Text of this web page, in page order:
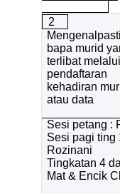
2
bapa murid
terlibat
pendaftaran
kehadiran
atau data
Sesi petang :
Sesi pagi ting
Rozinani
Tingkatan 4
Mat & Encik